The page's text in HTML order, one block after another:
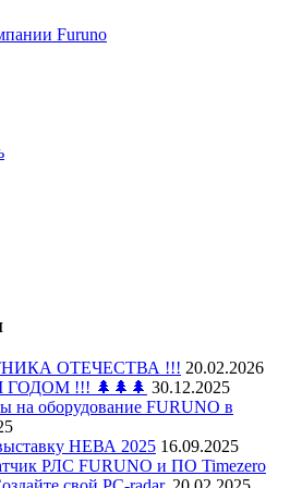
Furuno
ОТЕЧЕСТВА !!! 20.02.2026
!!! 🌲🌲🌲 30.12.2025
на оборудование FURUNO в
НЕВА 2025 16.09.2025
РЛС FURUNO и ПО Timezero